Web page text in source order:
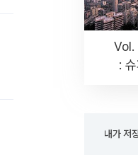
Vol.
:
내가 저